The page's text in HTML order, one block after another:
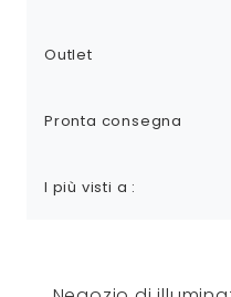
Outlet
Pronta consegna
I più visti a :